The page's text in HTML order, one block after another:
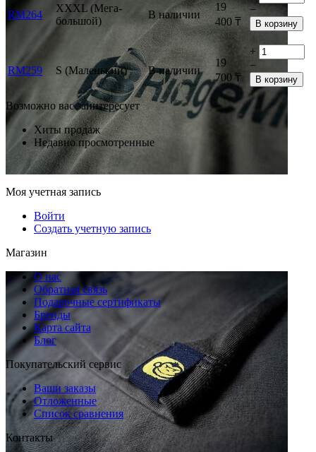
RM264
XXXL (Мега-
большой)
В наличии
19
400 ₸
−
В корзину
RM259 S (Маленький) В наличии
19
700 ₸
+
−
В корзину
Возможно вас заинтересует
Хиты продаж
Недавно просмотренные
Моя учетная запись
Войти
Создать учетную запись
Магазин
О нас
Обратная связь
Подарочные сертификаты
Бренды
Карта сайта
Блог
Покупательский сервис
Ваши заказы
Отложенные
Список сравнения
Контакты